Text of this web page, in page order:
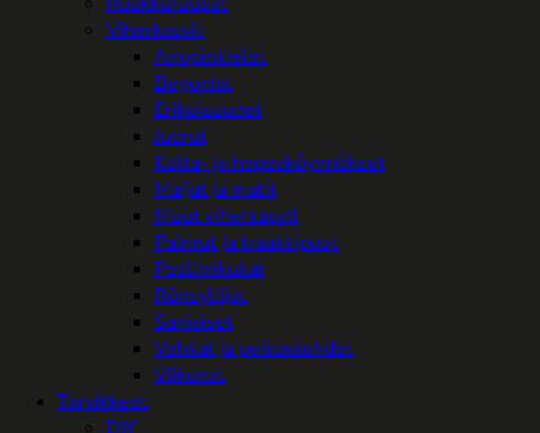
Viherkasvit
Anopinkielet
Begoniat
Erikoisuudet
Juorut
Kulta- ja hopeaköynnökset
Maijat ja matit
Muut viherkasvit
Palmut ja traakkipuut
Posliinikukat
Rönsyliljat
Saniaiset
Vehkat ja peikonlehdet
Viikunat
Tarvikkeet
DIY